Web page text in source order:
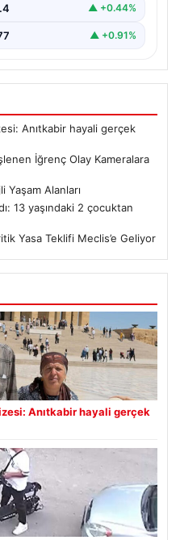
▲ +0.44%
▲ +0.91%
Anıtkabir hayali gerçek
İğrenç Olay Kameralara
Yaşam Alanları
13 yaşındaki 2 çocuktan
Yasa Teklifi Meclis’e Geliyor
Anıtkabir hayali gerçek